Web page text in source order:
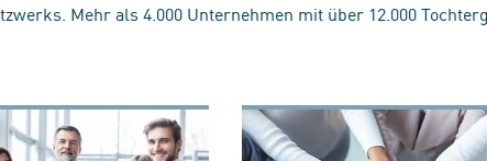
Mehr als 4.000 Unternehmen mit über 12.000